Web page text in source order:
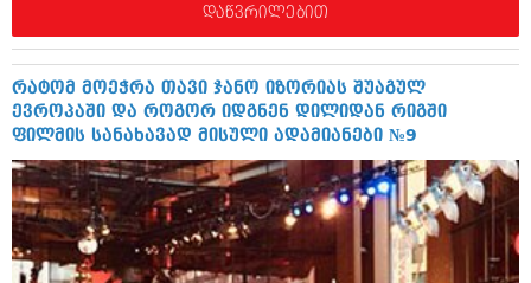
ჰოროსკოპი და შეუცნობელი
კრიმინალი
რომანი და დეტექტივი
სახალისო ამბები
შოუბიზნესი
დაიჯესტი
რომანი და დეტექტივი
სახალისო ამბები
შოუბიზნესი
დაიჯესტი
ქალი და მამაკაცი
ისტორია
დაწვრილებით
რატომ მოეჭრა თავი ჯანო იზორიას შუაგულ
ევროპაში და როგორ იდგნენ დილიდან რიგში
ფილმის სანახავად მისული ადამიანები №9